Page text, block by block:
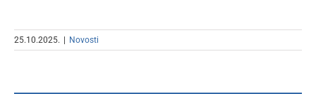
25.10.2025. | Novosti